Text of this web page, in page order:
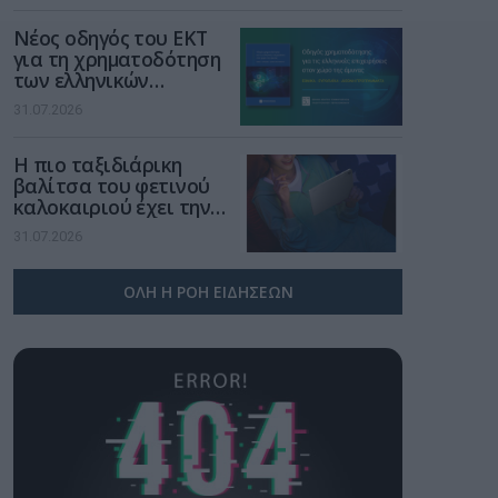
Νέος οδηγός του ΕΚΤ
για τη χρηματοδότηση
των ελληνικών
επιχειρήσεων στον
χώρο της άμυνας
31.07.2026
Η πιο ταξιδιάρικη
βαλίτσα του φετινού
καλοκαιριού έχει την
υπογραφή της Xiaomi
31.07.2026
ΟΛΗ Η ΡΟΗ ΕΙΔΗΣΕΩΝ